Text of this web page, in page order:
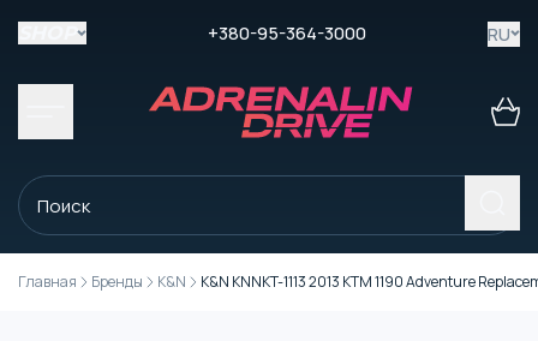
+380-95-364-3000 RU
Главная Бренды K&N K&N KNNKT-1113 2013 KTM 1190 Adventure